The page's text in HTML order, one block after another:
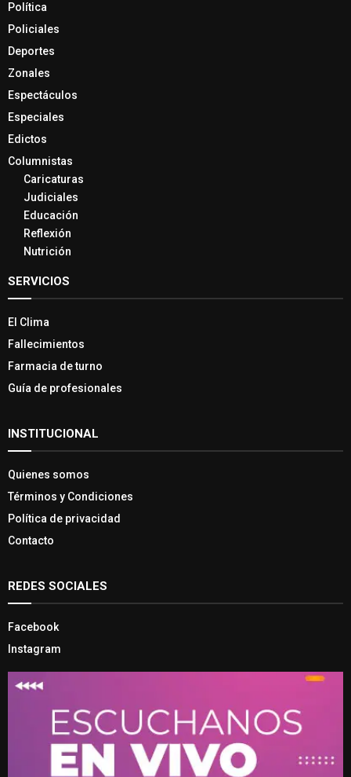
Política
Policiales
Deportes
Zonales
Espectáculos
Especiales
Edictos
Columnistas
Caricaturas
Judiciales
Educación
Reflexión
Nutrición
SERVICIOS
El Clima
Fallecimientos
Farmacia de turno
Guía de profesionales
INSTITUCIONAL
Quienes somos
Términos y Condiciones
Política de privacidad
Contacto
REDES SOCIALES
Facebook
Instagram